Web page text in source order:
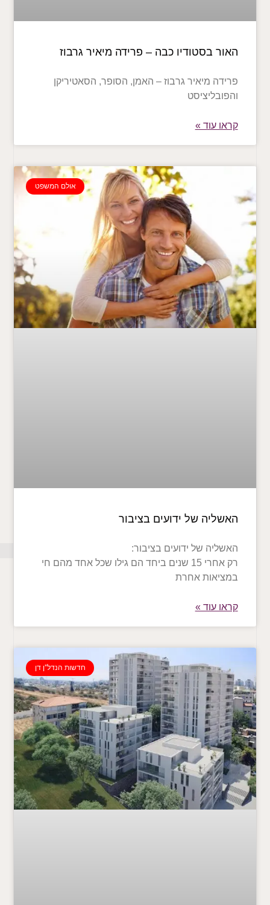
האור בסטודיו כבה – פרידה מיאיר גרבוז
פרידה מיאיר גרבוז – האמן, הסופר, הסאטיריקן
והפובליציסט
קראו עוד »
אולם המשפט
האשליה של ידועים בציבור
האשליה של ידועים בציבור:
רק אחרי 15 שנים ביחד הם גילו שכל אחד מהם חי
במציאות אחרת
קראו עוד »
חדשות הנדל"ן דן